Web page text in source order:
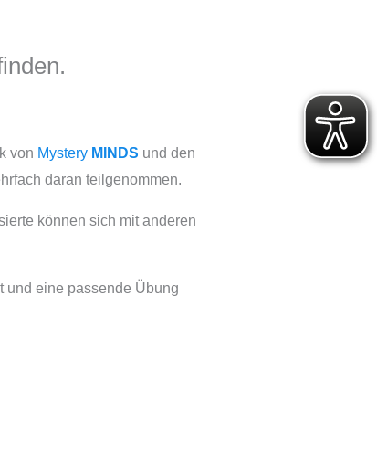
von Mystery MINDS und den
daran teilgenommen.
können sich mit anderen
und eine passende Übung